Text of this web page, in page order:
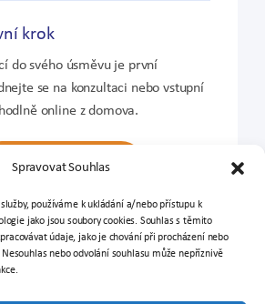
Spravovat Souhlas
používáme k ukládání a/nebo přístupu k
jako jsou soubory cookies. Souhlas s těmito
údaje, jako je chování při procházení nebo
nebo odvolání souhlasu může nepříznivě
krok
do svého úsměvu je první
se na konzultaci nebo vstupní
online z domova.
Objednat se online